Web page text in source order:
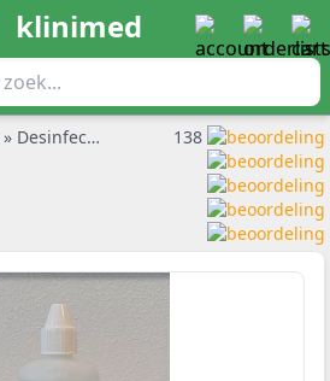
klinimed
» Desinfectiemiddel »Chloorhexidine
138